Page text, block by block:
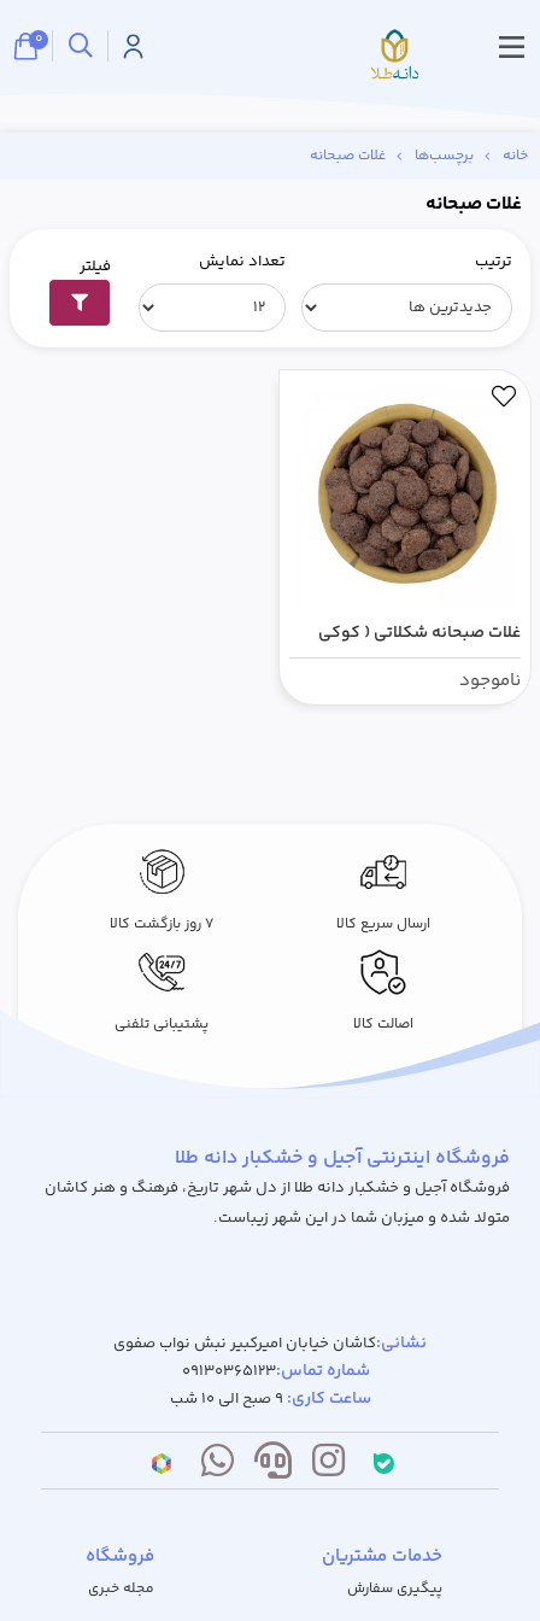
خانه برچسب‌ها غلات صبحانه
غلات صبحانه
ترتیب تعداد نمایش فیلتر
غلات صبحانه شکلاتی ( کوکی
شکلاتی)
ناموجود
ارسال سریع کالا ۷ روز بازگشت کالا
اصالت کالا پشتیبانی تلفنی
فروشگاه اینترنتی آجیل و خشکبار دانه طلا
فروشگاه آجیل و خشکبار دانه طلا از دل شهر تاریخ، فرهنگ و هنر کاشان
متولد شده و میزبان شما در این شهر زیباست.
نشانی:کاشان خیابان امیرکبیر نبش نواب صفوی
شماره تماس:09130365123
ساعت کاری: 9 صبح الی 10 شب
خدمات مشتریان
پیگیری سفارش
فروشگاه
مجله خبری
0